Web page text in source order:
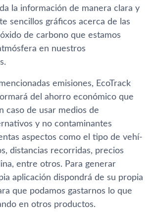
la información de manera clara y
sencillos gráficos acerca de las
de carbono que estamos
en nuestros
emisiones, EcoTrack
del ahorro económico que
caso de usar medios de
y no contaminantes
aspectos como el tipo de vehí­
distancias recorridas, precios
entre otros. Para generar
aplicación dispondrá de su propia
que podamos gastarnos lo que
en otros productos.